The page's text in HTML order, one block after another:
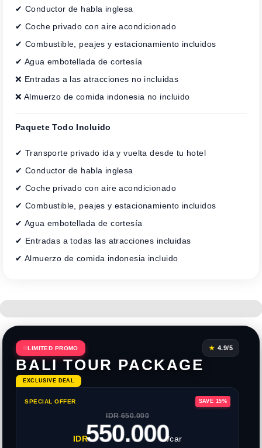
✔ Conductor de habla inglesa
✔ Coche privado con aire acondicionado
✔ Combustible, peajes y estacionamiento incluidos
✔ Agua embotellada de cortesía
❌ Entradas a las atracciones no incluidas
❌ Almuerzo de comida indonesia no incluido
Paquete Todo Incluido
✔ Transporte privado ida y vuelta desde tu hotel
✔ Conductor de habla inglesa
✔ Coche privado con aire acondicionado
✔ Combustible, peajes y estacionamiento incluidos
✔ Agua embotellada de cortesía
✔ Entradas a todas las atracciones incluidas
✔ Almuerzo de comida indonesia incluido
LIMITED PROMO ★ 4.9/5
BALI TOUR PACKAGE
EXCLUSIVE DEAL
SPECIAL OFFER SAVE 15%
IDR 650.000
IDR550.000/car